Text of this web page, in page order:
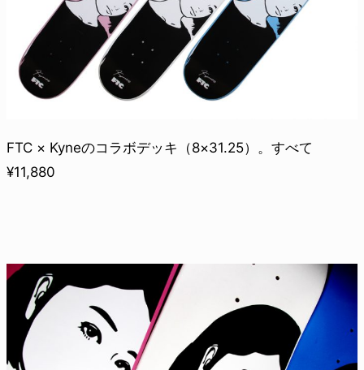
FTC × Kyneのコラボデッキ（8×31.25）。すべて
¥11,880